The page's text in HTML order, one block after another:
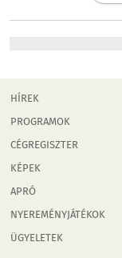
HÍREK
PROGRAMOK
CÉGREGISZTER
KÉPEK
APRÓ
NYEREMÉNYJÁTÉKOK
ÜGYELETEK